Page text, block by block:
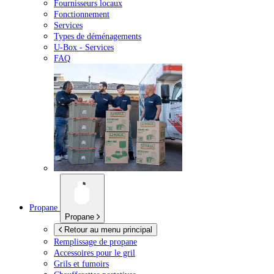
Fournisseurs locaux
Fonctionnement
Services
Types de déménagements
U-Box - Services
FAQ
Propane
Propane
Retour au menu principal
Remplissage de propane
Accessoires pour le gril
Grils et fumoirs